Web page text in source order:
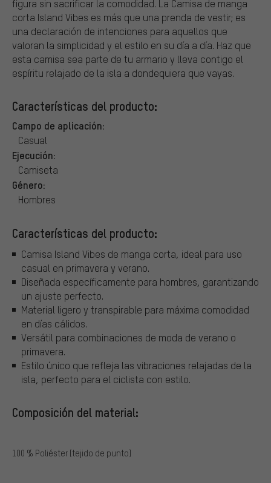
figura sin sacrificar la comodidad. La Camisa de manga
corta Island Vibes es más que una prenda de vestir; es
una declaración de intenciones para aquellos que
valoran la simplicidad y el estilo en su día a día. Haz que
esta camisa sea parte de tu armario y lleva contigo el
espíritu relajado de la isla a dondequiera que vayas.
Características del producto:
Campo de aplicación:
Casual
Ejecución:
Camiseta
Género:
Hombres
Características del producto:
Camisa Island Vibes de manga corta, ideal para uso
casual en primavera y verano.
Diseñada específicamente para hombres, garantizando
un ajuste perfecto.
Material ligero y transpirable para máxima comodidad
en días cálidos.
Versátil para combinaciones de moda de verano o
primavera.
Estilo único que refleja las vibraciones relajadas de la
isla, perfecto para el ciclista con estilo.
Composición del material:
100 % Poliéster (tejido de punto)